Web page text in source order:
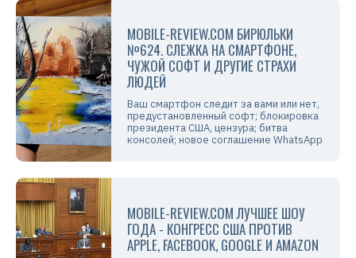
MOBILE-REVIEW.COM БИРЮЛЬКИ
№624. СЛЕЖКА НА СМАРТФОНЕ,
ЧУЖОЙ СОФТ И ДРУГИЕ СТРАХИ
ЛЮДЕЙ
Ваш смартфон следит за вами или нет,
предустановленный софт; блокировка
президента США, цензура; битва
консолей; новое соглашение WhatsApp
MOBILE-REVIEW.COM ЛУЧШЕЕ ШОУ
ГОДА - КОНГРЕСС США ПРОТИВ
APPLE, FACEBOOK, GOOGLE И AMAZON